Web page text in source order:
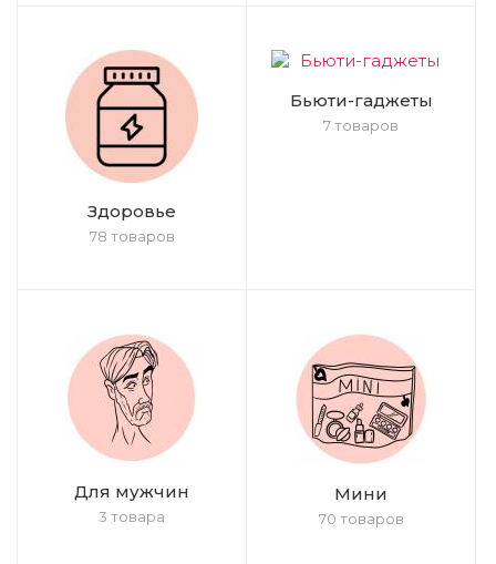
Здоровье
78 товаров
Бьюти-гаджеты
7 товаров
Для мужчин
3 товара
Мини
70 товаров